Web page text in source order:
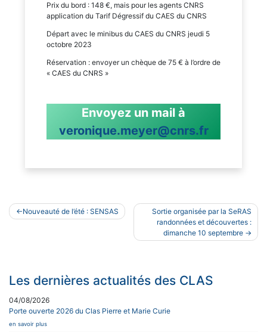
Prix du bord : 148 €, mais pour les agents CNRS
application du Tarif Dégressif du CAES du CNRS
Départ avec le minibus du CAES du CNRS jeudi 5
octobre 2023
Réservation : envoyer un chèque de 75 € à l’ordre de
« CAES du CNRS »
Envoyez un mail à
veronique.meyer@cnrs.fr
Navigation
de
Nouveauté de l’été : SENSAS
Sortie organisée par la SeRAS
randonnées et découvertes :
dimanche 10 septembre
Les dernières actualités des CLAS
04/08/2026
Porte ouverte 2026 du Clas Pierre et Marie Curie
en savoir plus